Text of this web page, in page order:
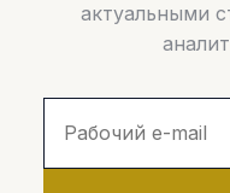
актуальными